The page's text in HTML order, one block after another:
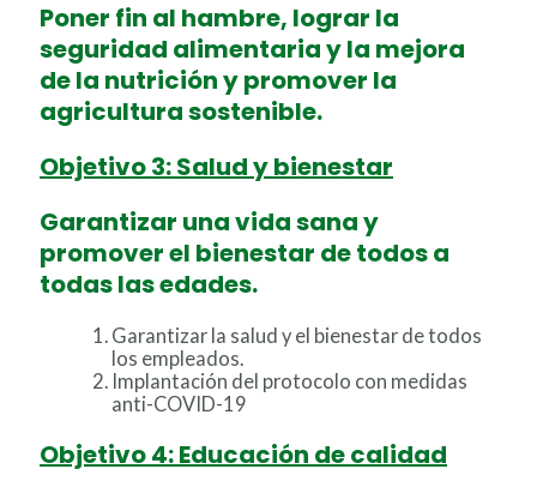
Poner fin al hambre, lograr la
seguridad alimentaria y la mejora
de la nutrición y promover la
agricultura sostenible.
Objetivo 3: Salud y bienestar
Garantizar una vida sana y
promover el bienestar de todos a
todas las edades.
Garantizar la salud y el bienestar de todos
los empleados.
Implantación del protocolo con medidas
anti-COVID-19
Objetivo 4: Educación de calidad